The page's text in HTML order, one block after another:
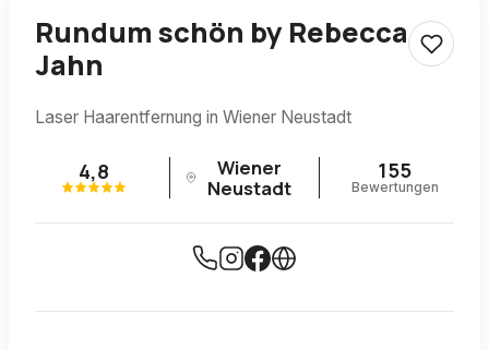
Rundum schön by Rebecca
Jahn
Laser Haarentfernung in Wiener Neustadt
4,8
Wiener
Neustadt
155
Bewertungen